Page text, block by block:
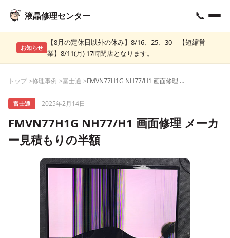
液晶修理センター 📞
お知らせ
【8月の定休日以外の休み】8/16、25、30 【短縮営
業】8/11(月) 17時閉店となります。
トップ 修理事例 富士通 FMVN77H1G NH77/H1 画面修理 メーカー見積もりの半額
富士通 2025年2月14日
FMVN77H1G NH77/H1 画面修理 メーカ
ー見積もりの半額